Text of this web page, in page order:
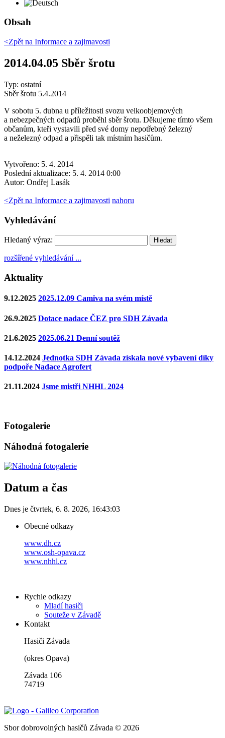
Obsah
<Zpět na Informace a zajimavosti
2014.04.05 Sběr šrotu
Typ: ostatní
Sběr šrotu 5.4.2014
V sobotu 5. dubna u příležitosti svozu velkoobjemových
a nebezpečných odpadů proběhl sběr šrotu. Děkujeme tímto všem
občanům, kteři vystavili před své domy nepotřebný železný
a neželezný odpad a přispěli tak místním hasičům.
Vytvořeno: 5. 4. 2014
Poslední aktualizace: 5. 4. 2014 0:00
Autor: Ondřej Lasák
<Zpět na Informace a zajimavosti nahoru
Vyhledávání
Hledaný výraz:
rozšířené vyhledávání ...
Aktuality
9.12.2025 2025.12.09 Camiva na svém místě
26.9.2025 Dotace nadace ČEZ pro SDH Závada
21.6.2025 2025.06.21 Denní soutěž
14.12.2024 Jednotka SDH Závada získala nové vybavení díky
podpoře Nadace Agrofert
21.11.2024 Jsme mistři NHHL 2024
Fotogalerie
Náhodná fotogalerie
Datum a čas
Dnes je čtvrtek, 6. 8. 2026, 16:43:03
Obecné odkazy
www.dh.cz
www.osh-opava.cz
www.nhhl.cz
Rychle odkazy
Mladí hasiči
Souteže v Závadě
Kontakt
Hasiči Závada
(okres Opava)
Závada 106
74719
Sbor dobrovolných hasičů Závada © 2026